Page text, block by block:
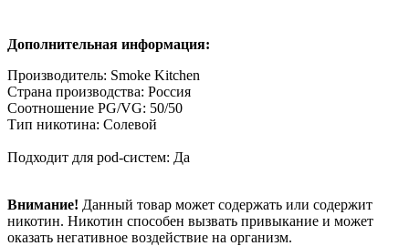
Дополнительная информация:
Производитель: Smoke Kitchen
Страна производства: Россия
Соотношение PG/VG: 50/50
Тип никотина: Солевой
Подходит для pod-систем: Да
Внимание! Данный товар может содержать или содержит
никотин. Никотин способен вызвать привыкание и может
оказать негативное воздействие на организм.